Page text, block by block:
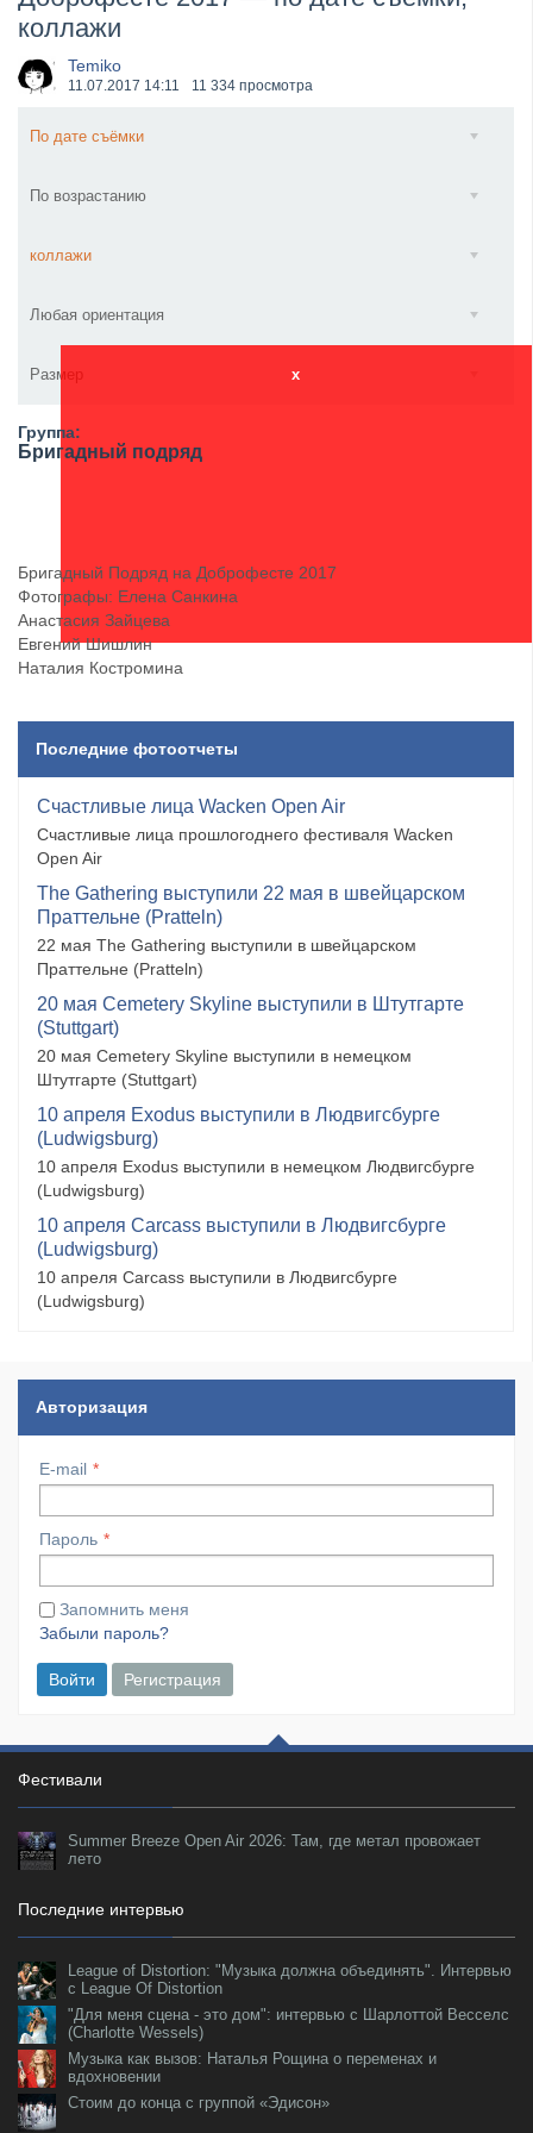
​Wacken Open Air 2027 объявил новую волну участ...
коллажи
Temiko
11.07.2017 14:11 11 334 просмотра
По дате съёмки
По возрастанию
коллажи
Любая ориентация
Размер x
Группа:
Бригадный подряд
Бригадный Подряд на Доброфесте 2017
Фотографы: Елена Санкина
Анастасия Зайцева
Евгений Шишлин
Наталия Костромина
Последние фотоотчеты
Счастливые лица Wacken Open Air
Счастливые лица прошлогоднего фестиваля Wacken
Open Air
The Gathering выступили 22 мая в швейцарском
Праттельне (Pratteln)
22 мая The Gathering выступили в швейцарском
Праттельне (Pratteln)
20 мая Cemetery Skyline выступили в Штутгарте
(Stuttgart)
20 мая Cemetery Skyline выступили в немецком
Штутгарте (Stuttgart)
10 апреля Exodus выступили в Людвигсбурге
(Ludwigsburg)
10 апреля Exodus выступили в немецком Людвигсбурге
(Ludwigsburg)
10 апреля Carcass выступили в Людвигсбурге
(Ludwigsburg)
10 апреля Carcass выступили в Людвигсбурге
(Ludwigsburg)
Авторизация
E-mail
Пароль
Запомнить меня
Забыли пароль?
Войти Регистрация
Фестивали
Summer Breeze Open Air 2026: Там, где метал провожает
лето
Последние интервью
League of Distortion: "Музыка должна объединять". Интервью
с League Of Distortion
"Для меня сцена - это дом": интервью с Шарлоттой Весселс
(Charlotte Wessels)
Музыка как вызов: Наталья Рощина о переменах и
вдохновении
Стоим до конца с группой «Эдисон»